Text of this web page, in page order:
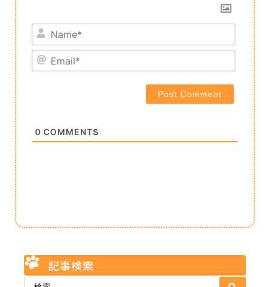
Name*
Email*
0 COMMENTS
記事検索